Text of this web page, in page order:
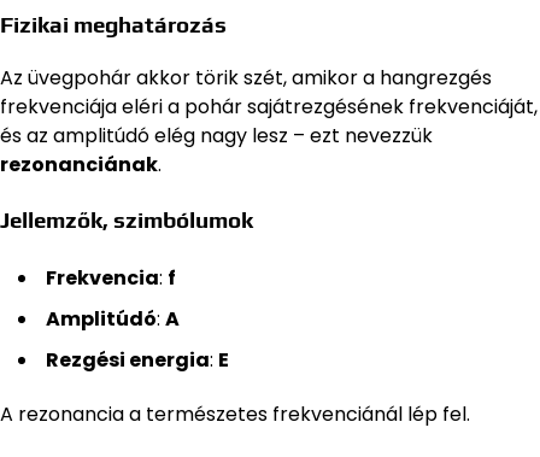
Fizikai meghatározás
Az üvegpohár akkor törik szét, amikor a hangrezgés
frekvenciája eléri a pohár sajátrezgésének frekvenciáját,
és az amplitúdó elég nagy lesz – ezt nevezzük
rezonanciának.
Jellemzők, szimbólumok
Frekvencia: f
Amplitúdó: A
Rezgési energia: E
A rezonancia a természetes frekvenciánál lép fel.